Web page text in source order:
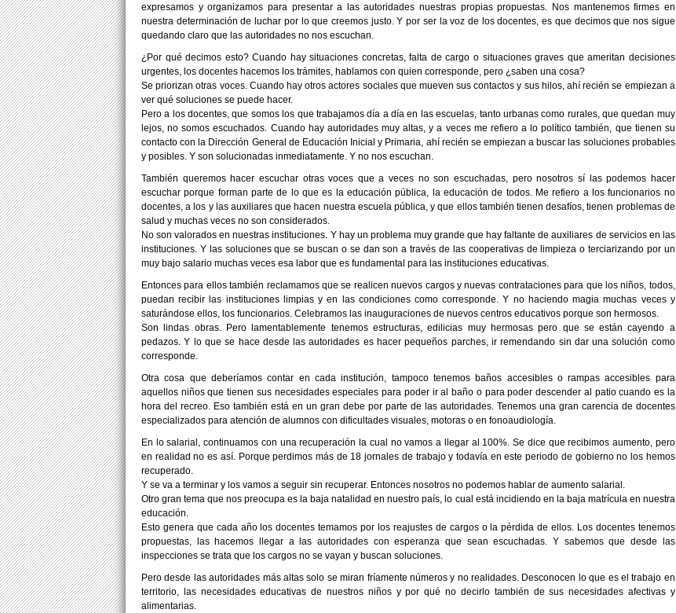
expresamos y organizamos para presentar a las autoridades nuestras propias propuestas. Nos mantenemos firmes en
nuestra determinación de luchar por lo que creemos justo. Y por ser la voz de los docentes, es que decimos que nos sigue
quedando claro que las autoridades no nos escuchan.
¿Por qué decimos esto? Cuando hay situaciones concretas, falta de cargo o situaciones graves que ameritan decisiones
urgentes, los docentes hacemos los trámites, hablamos con quien corresponde, pero ¿saben una cosa?
Se priorizan otras voces. Cuando hay otros actores sociales que mueven sus contactos y sus hilos, ahí recién se empiezan a
ver qué soluciones se puede hacer.
Pero a los docentes, que somos los que trabajamos día a día en las escuelas, tanto urbanas como rurales, que quedan muy
lejos, no somos escuchados. Cuando hay autoridades muy altas, y a veces me refiero a lo político también, que tienen su
contacto con la Dirección General de Educación Inicial y Primaria, ahí recién se empiezan a buscar las soluciones probables
y posibles. Y son solucionadas inmediatamente. Y no nos escuchan.
También queremos hacer escuchar otras voces que a veces no son escuchadas, pero nosotros sí las podemos hacer
escuchar porque forman parte de lo que es la educación pública, la educación de todos. Me refiero a los funcionarios no
docentes, a los y las auxiliares que hacen nuestra escuela pública, y que ellos también tienen desafíos, tienen problemas de
salud y muchas veces no son considerados.
No son valorados en nuestras instituciones. Y hay un problema muy grande que hay faltante de auxiliares de servicios en las
instituciones. Y las soluciones que se buscan o se dan son a través de las cooperativas de limpieza o terciarizando por un
muy bajo salario muchas veces esa labor que es fundamental para las instituciones educativas.
Entonces para ellos también reclamamos que se realicen nuevos cargos y nuevas contrataciones para que los niños, todos,
puedan recibir las instituciones limpias y en las condiciones como corresponde. Y no haciendo magia muchas veces y
saturándose ellos, los funcionarios. Celebramos las inauguraciones de nuevos centros educativos porque son hermosos.
Son lindas obras. Pero lamentablemente tenemos estructuras, edilicias muy hermosas pero que se están cayendo a
pedazos. Y lo que se hace desde las autoridades es hacer pequeños parches, ir remendando sin dar una solución como
corresponde.
Otra cosa que deberíamos contar en cada institución, tampoco tenemos baños accesibles o rampas accesibles para
aquellos niños que tienen sus necesidades especiales para poder ir al baño o para poder descender al patio cuando es la
hora del recreo. Eso también está en un gran debe por parte de las autoridades. Tenemos una gran carencia de docentes
especializados para atención de alumnos con dificultades visuales, motoras o en fonoaudiología.
En lo salarial, continuamos con una recuperación la cual no vamos a llegar al 100%. Se dice que recibimos aumento, pero
en realidad no es así. Porque perdimos más de 18 jornales de trabajo y todavía en este periodo de gobierno no los hemos
recuperado.
Y se va a terminar y los vamos a seguir sin recuperar. Entonces nosotros no podemos hablar de aumento salarial.
Otro gran tema que nos preocupa es la baja natalidad en nuestro país, lo cual está incidiendo en la baja matrícula en nuestra
educación.
Esto genera que cada año los docentes temamos por los reajustes de cargos o la pérdida de ellos. Los docentes tenemos
propuestas, las hacemos llegar a las autoridades con esperanza que sean escuchadas. Y sabemos que desde las
inspecciones se trata que los cargos no se vayan y buscan soluciones.
Pero desde las autoridades más altas solo se miran fríamente números y no realidades. Desconocen lo que es el trabajo en
territorio, las necesidades educativas de nuestros niños y por qué no decirlo también de sus necesidades afectivas y
alimentarias.